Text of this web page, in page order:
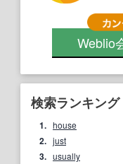
Weblio
検索ランキング
1. house
2. just
3. usually